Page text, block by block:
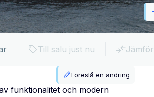
Till salu just nu Jämför
Föreslå en ändring
funktionalitet och modern